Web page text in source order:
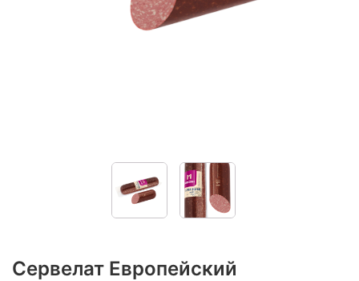
Сервелат Европейский